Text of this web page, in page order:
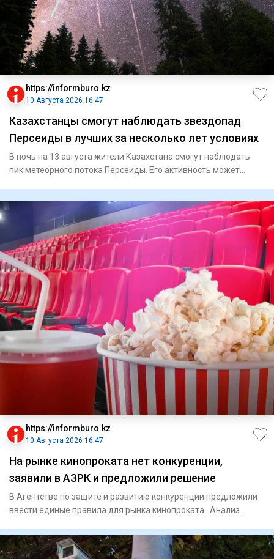
https://informburo.kz
10 Августа 2026 16:47
Казахстанцы смогут наблюдать звездопад
Персеиды в лучших за несколько лет условиях
В ночь на 13 августа жители Казахстана смогут наблюдать
пик метеорного потока Персеиды. Его активность может
https://informburo.kz
10 Августа 2026 16:47
На рынке кинопроката нет конкуренции,
заявили в АЗРК и предложили решение
В Агентстве по защите и развитию конкуренции предложили
ввести единые правила для рынка кинопроката. Анализ